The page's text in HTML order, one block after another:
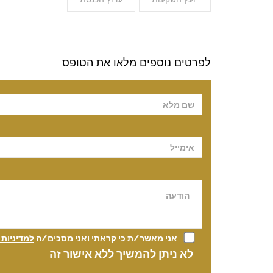
לפרטים נוספים מלאו את הטופס
אני מאשר/ת כי קראתי ואני מסכים/ה
לא ניתן להמשיך ללא אישור זה